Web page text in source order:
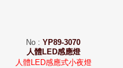
No : YP89-3070
人體LED感應燈
人體LED感應式小夜燈